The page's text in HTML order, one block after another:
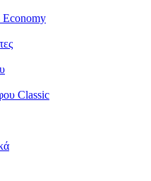
Economy
Classic